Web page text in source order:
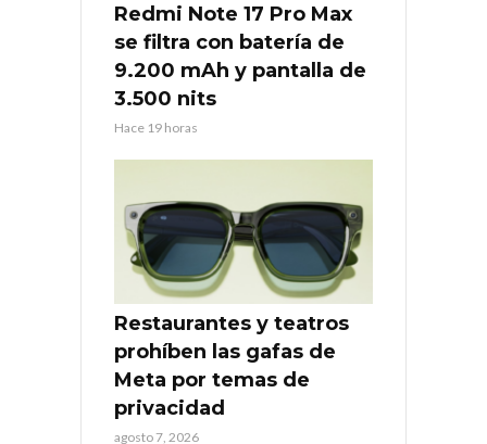
Redmi Note 17 Pro Max
se filtra con batería de
9.200 mAh y pantalla de
3.500 nits
Hace 19 horas
Restaurantes y teatros
prohíben las gafas de
Meta por temas de
privacidad
agosto 7, 2026